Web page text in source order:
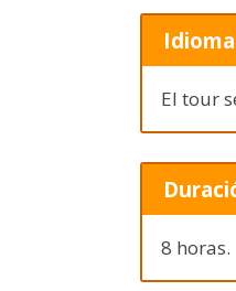
El tour
8 horas.